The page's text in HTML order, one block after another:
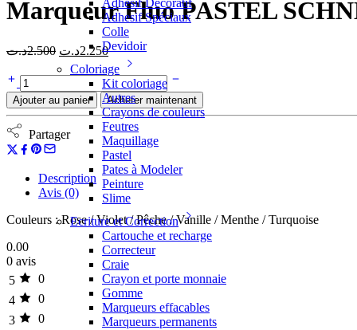
Adhesif Décoratif
Adhesif Spéciaux
Colle
Devidoir
Coloriage
Kit coloriage
Autres
Crayons de couleurs
Feutres
Maquillage
Pastel
Pates à Modeler
Peinture
Slime
Ecriture et Correction
Cartouche et recharge
Correcteur
Craie
Crayon et porte monnaie
Gomme
Marqueurs effacables
Marqueurs permanents
Marqueur Fluo PASTEL
2.500د.ت 2.250د.ت
Ajouter au panier Acheter maintenant
Partager
Description
Avis (0)
Couleurs : Rose / Violet / Pêche / Vanille / Menthe / Turquoise
0.00
0 avis
5
0
4
0
3
0